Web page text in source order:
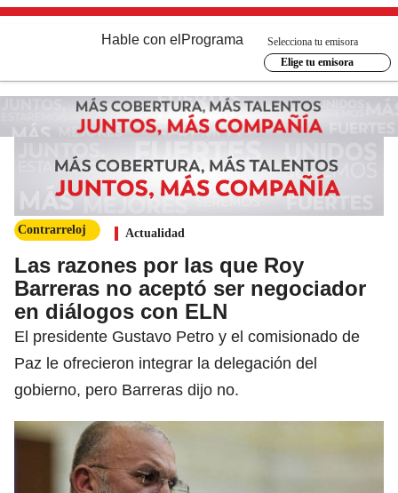
Hable con el Programa
Selecciona tu emisora
Elige tu emisora
Contrarreloj Actualidad
Las razones por las que Roy
Barreras no aceptó ser negociador
en diálogos con ELN
El presidente Gustavo Petro y el comisionado de
Paz le ofrecieron integrar la delegación del
gobierno, pero Barreras dijo no.